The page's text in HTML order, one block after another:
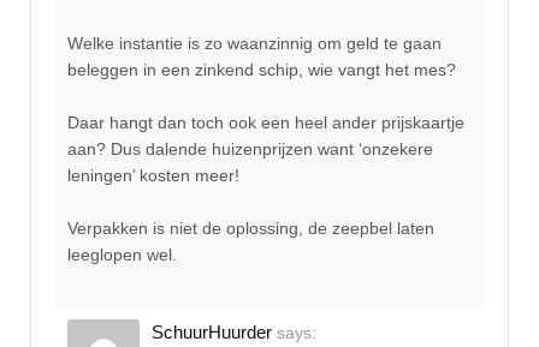
Welke instantie is zo waanzinnig om geld te gaan
beleggen in een zinkend schip, wie vangt het mes?
Daar hangt dan toch ook een heel ander prijskaartje
aan? Dus dalende huizenprijzen want ‘onzekere
leningen’ kosten meer!
Verpakken is niet de oplossing, de zeepbel laten
leeglopen wel.
SchuurHuurder says: